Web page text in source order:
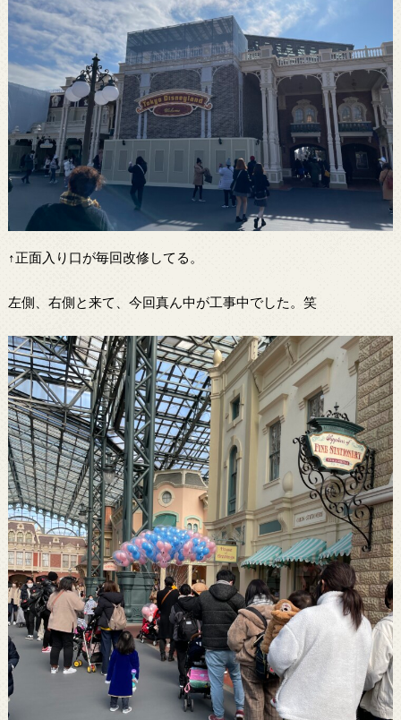
↑正面入り口が毎回改修してる。
左側、右側と来て、今回真ん中が工事中でした。笑